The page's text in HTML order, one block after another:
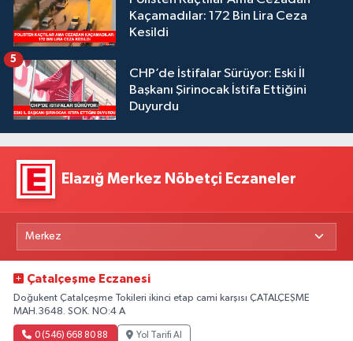
Kaçamadılar: 172 Bin Lira Ceza
Kesildi
CHP’de İstifalar Sürüyor: Eski İl
Başkanı Şirinocak İstifa Ettiğini
Duyurdu
5
Elazığ Merkez Nöbetçi Eczaneler
Çatalçeşme Eczanesi
Doğukent Çatalçeşme Tokileri ikinci etap cami karşısı ÇATALÇEŞME
MAH.3648. SOK. NO:4 A
0 (546) 668 80 88 Yol Tarifi Al